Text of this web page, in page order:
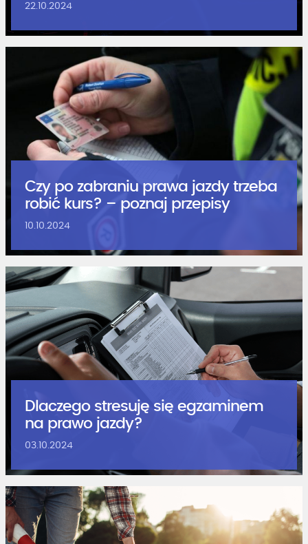
22.10.2024
Czy po zabraniu prawa jazdy trzeba
robić kurs? – poznaj przepisy
10.10.2024
Dlaczego stresuję się egzaminem
na prawo jazdy?
03.10.2024